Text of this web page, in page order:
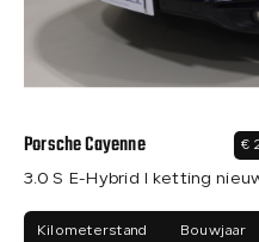
Porsche Cayenne €
3.0 S E-Hybrid I ketting
Kilometerstand Bouwjaar